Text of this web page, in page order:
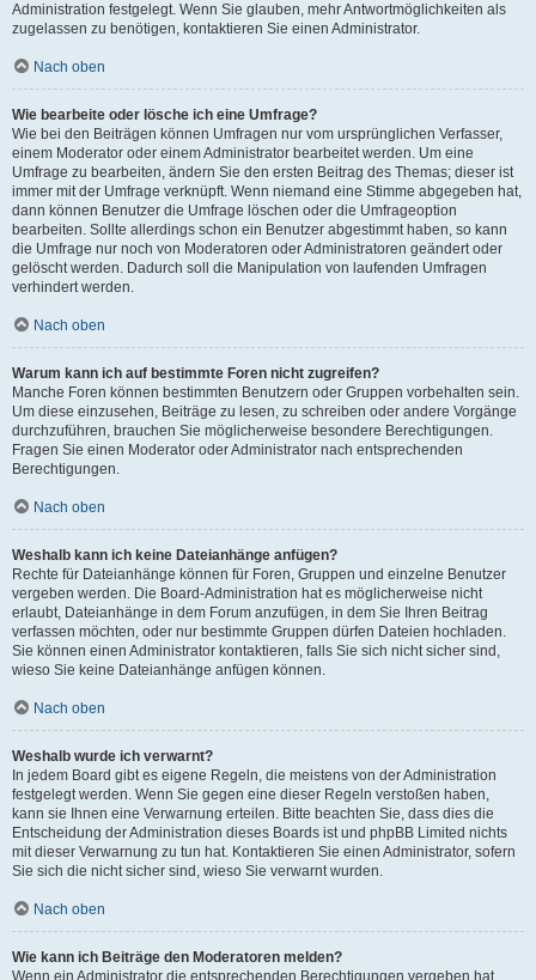
Administration festgelegt. Wenn Sie glauben, mehr Antwortmöglichkeiten als
zugelassen zu benötigen, kontaktieren Sie einen Administrator.
Nach oben
Wie bearbeite oder lösche ich eine Umfrage?
Wie bei den Beiträgen können Umfragen nur vom ursprünglichen Verfasser,
einem Moderator oder einem Administrator bearbeitet werden. Um eine
Umfrage zu bearbeiten, ändern Sie den ersten Beitrag des Themas; dieser ist
immer mit der Umfrage verknüpft. Wenn niemand eine Stimme abgegeben hat,
dann können Benutzer die Umfrage löschen oder die Umfrageoption
bearbeiten. Sollte allerdings schon ein Benutzer abgestimmt haben, so kann
die Umfrage nur noch von Moderatoren oder Administratoren geändert oder
gelöscht werden. Dadurch soll die Manipulation von laufenden Umfragen
verhindert werden.
Nach oben
Warum kann ich auf bestimmte Foren nicht zugreifen?
Manche Foren können bestimmten Benutzern oder Gruppen vorbehalten sein.
Um diese einzusehen, Beiträge zu lesen, zu schreiben oder andere Vorgänge
durchzuführen, brauchen Sie möglicherweise besondere Berechtigungen.
Fragen Sie einen Moderator oder Administrator nach entsprechenden
Berechtigungen.
Nach oben
Weshalb kann ich keine Dateianhänge anfügen?
Rechte für Dateianhänge können für Foren, Gruppen und einzelne Benutzer
vergeben werden. Die Board-Administration hat es möglicherweise nicht
erlaubt, Dateianhänge in dem Forum anzufügen, in dem Sie Ihren Beitrag
verfassen möchten, oder nur bestimmte Gruppen dürfen Dateien hochladen.
Sie können einen Administrator kontaktieren, falls Sie sich nicht sicher sind,
wieso Sie keine Dateianhänge anfügen können.
Nach oben
Weshalb wurde ich verwarnt?
In jedem Board gibt es eigene Regeln, die meistens von der Administration
festgelegt werden. Wenn Sie gegen eine dieser Regeln verstoßen haben,
kann sie Ihnen eine Verwarnung erteilen. Bitte beachten Sie, dass dies die
Entscheidung der Administration dieses Boards ist und phpBB Limited nichts
mit dieser Verwarnung zu tun hat. Kontaktieren Sie einen Administrator, sofern
Sie sich die nicht sicher sind, wieso Sie verwarnt wurden.
Nach oben
Wie kann ich Beiträge den Moderatoren melden?
Wenn ein Administrator die entsprechenden Berechtigungen vergeben hat,